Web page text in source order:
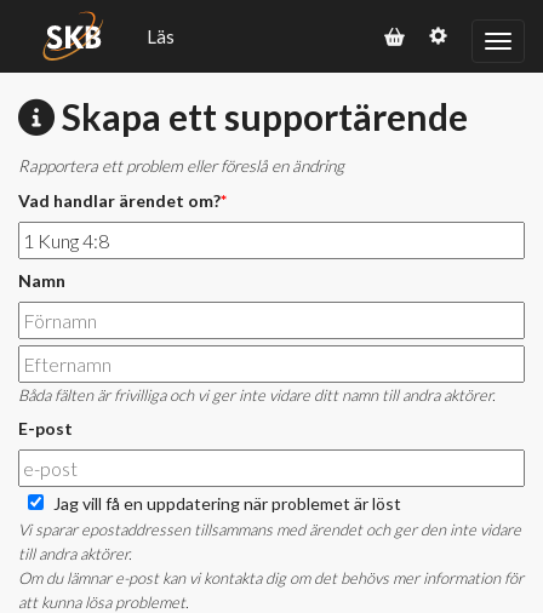
Läs
Skapa ett supportärende
Rapportera ett problem eller föreslå en ändring
Vad handlar ärendet om?*
Namn
Båda fälten är frivilliga och vi ger inte vidare ditt namn till andra aktörer.
E-post
Jag vill få en uppdatering när problemet är löst
Vi sparar epostaddressen tillsammans med ärendet och ger den inte vidare
till andra aktörer.
Om du lämnar e-post kan vi kontakta dig om det behövs mer information för
att kunna lösa problemet.